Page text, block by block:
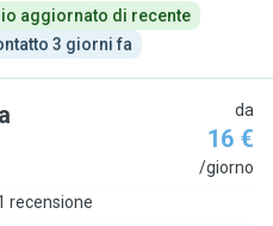
aggiornato di recente
3 giorni fa
da
16 €
/giorno
recensione